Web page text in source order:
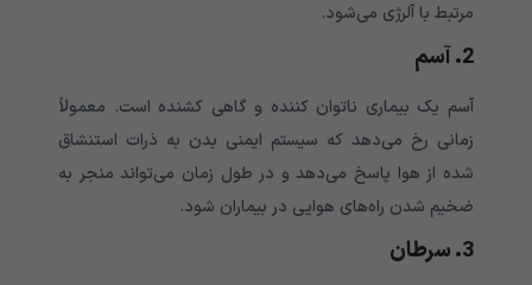
مرتبط با آلرژی می‌‌‌‌‌‌‌‌‌‌‌‌‌شود.
2. آسم
آسم یک بیماری ناتوان کننده و گاهی کشنده است. معمولاً
زمانی رخ می‌دهد که سیستم ایمنی بدن به ذرات استنشاق
شده از هوا پاسخ می‌دهد و در طول زمان می‌تواند منجر به
ضخیم شدن راه‌های هوایی در بیماران شود.
3. سرطان